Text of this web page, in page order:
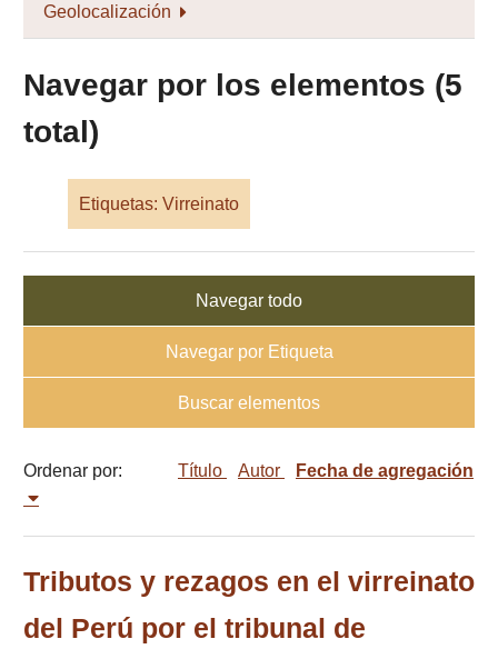
Geolocalización
Navegar por los elementos (5
total)
Etiquetas: Virreinato
Navegar todo
Navegar por Etiqueta
Buscar elementos
Ordenar por: Título Autor Fecha de agregación
Tributos y rezagos en el virreinato
del Perú por el tribunal de